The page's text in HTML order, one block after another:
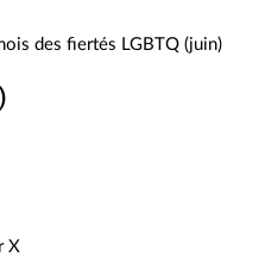
des fiertés LGBTQ (juin)
X